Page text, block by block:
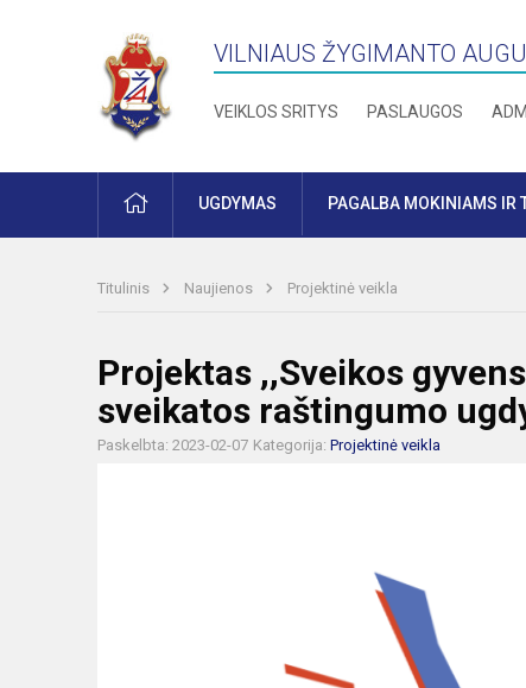
VILNIAUS ŽYGIMANTO
VEIKLOS SRITYS PASLAUGOS
PRADŽIAUGDYMAS PAGALBA MOKINIAMS IR
Titulinis Naujienos Projektinė veikla
Projektas ,,Sveikos
sveikatos raštingumo
Paskelbta: 2023-02-07 Kategorija: Projektinė veikla